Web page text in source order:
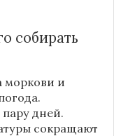
собирать
моркови и
дней.
сокращают